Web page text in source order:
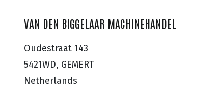
VAN DEN BIGGELAAR MACHINEHANDEL
Oudestraat 143
5421WD, GEMERT
Netherlands